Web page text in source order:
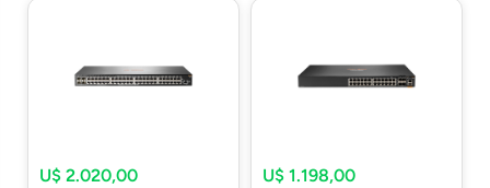
U$ 2.020,00 U$ 1.198,00